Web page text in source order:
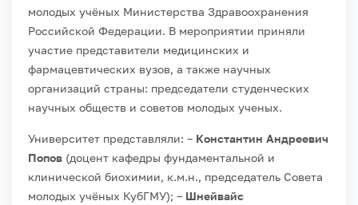
молодых учёных Министерства Здравоохранения
Российской Федерации. В мероприятии приняли
участие представители медицинских и
фармацевтических вузов, а также научных
организаций страны: председатели студенческих
научных обществ и советов молодых ученых.
Университет представляли: – Константин Андреевич
Попов (доцент кафедры фундаментальной и
клинической биохимии, к.м.н., председатель Совета
молодых учёных КубГМУ); – Шнейвайс